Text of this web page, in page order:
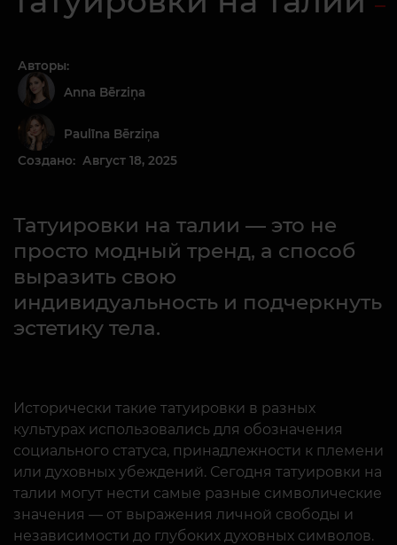
Авторы:
Anna Bērziņa
Paulīna Bērziņa
Создано: Август 18, 2025
Татуировки на талии — это не
просто модный тренд, а способ
выразить свою
индивидуальность и подчеркнуть
эстетику тела.
Исторически такие татуировки в разных
культурах использовались для обозначения
социального статуса, принадлежности к племени
или духовных убеждений. Сегодня татуировки на
талии могут нести самые разные символические
значения — от выражения личной свободы и
независимости до глубоких духовных символов.